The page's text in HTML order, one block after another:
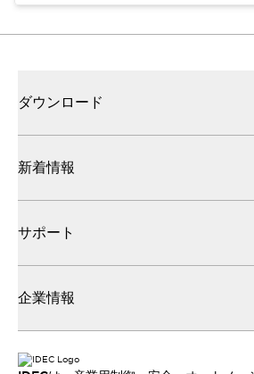
ダウンロード
新着情報
サポート
企業情報